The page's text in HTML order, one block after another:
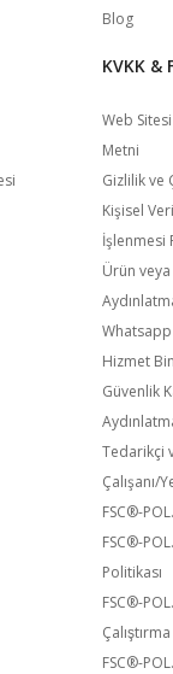
Blog
KVKK &
Web
Metni
Gizlilik ve
Kişisel
İşlenmesi
Ürün
Hizmet
Güvenlik
Tedarikçi
Çalışanı/
FSC®️-
FSC®️-
Politikası
FSC®️-
FSC®️-